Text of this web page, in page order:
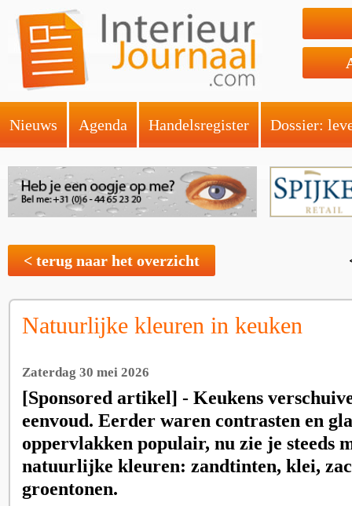
Nieuws Agenda Handelsregister Dossier:
< terug naar het overzicht
Natuurlijke kleuren in keuken
Zaterdag 30 mei 2026
[Sponsored artikel] - Keukens
eenvoud. Eerder waren contrasten en
oppervlakken populair, nu zie je steeds
natuurlijke kleuren: zandtinten, klei,
groentonen.